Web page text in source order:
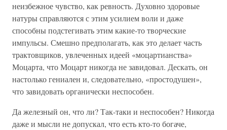
неизбежное чувство, как ревность. Духовно здоровые
натуры справляются с этим усилием воли и даже
способны подстегивать этим какие-то творческие
импульсы. Смешно предполагать, как это делает часть
трактовщиков, увлеченных идеей «моцартианства»
Моцарта, что Моцарт никогда не завидовал. Дескать, он
настолько гениален и, следовательно, «простодушен»,
что завидовать органически неспособен.
Да железный он, что ли? Так-таки и неспособен? Никогда
даже и мысли не допускал, что есть кто-то богаче,